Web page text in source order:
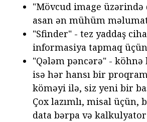
"Mövcud image üzərində
asan ən mühüm
"Sfinder" - tez yaddaş
informasiya tapmaq
"Qələm pəncərə" - köhnə
isə hər hansı bir
köməyi ilə, siz yeni bir
Çox lazımlı, misal üçün,
data bərpa və